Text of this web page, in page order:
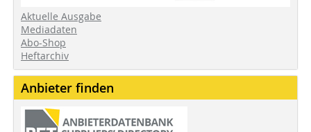
Aktuelle Ausgabe
Mediadaten
Abo-Shop
Heftarchiv
Anbieter finden